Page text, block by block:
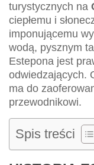
turystycznych na
ciepłemu i
imponującemu
wodą, pysznym
Estepona jest
odwiedzających.
ma do
przewodnikowi.
Spis treści